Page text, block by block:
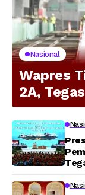
Nasional
Wapres
2A,
Modern